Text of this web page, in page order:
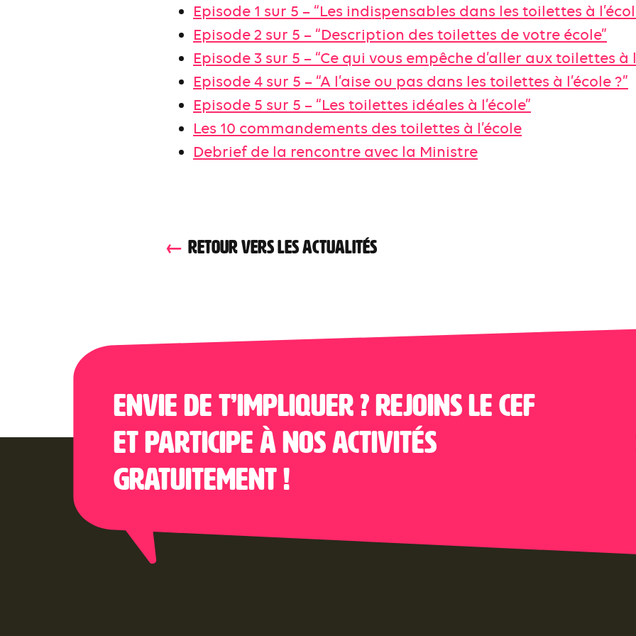
Episode 1 sur 5 – “Les indispensables dans les toilettes à
Episode 2 sur 5 – “Description des toilettes de votre école”
Episode 3 sur 5 – “Ce qui vous empêche d’aller aux toilettes à
Episode 4 sur 5 – “A l’aise ou pas dans les toilettes à l’école ?”
Episode 5 sur 5 – “Les toilettes idéales à l’école”
Les 10 commandements des toilettes à l’école
Debrief de la rencontre avec la Ministre
RETOUR VERS LES ACTUALITÉS
Envie de t’impliquer ? Rejoins le CEF
et participe à nos activités
gratuitement !